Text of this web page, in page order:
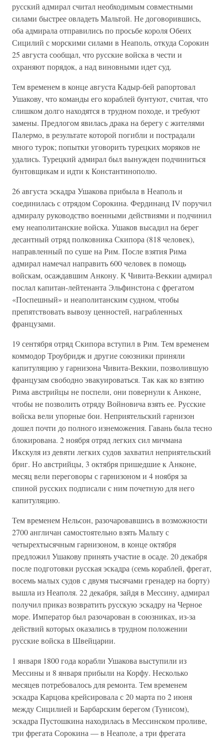
русский адмирал считал необходимым совместными
силами быстрее овладеть Мальтой. Не договорившись,
оба адмирала отправились по просьбе короля Обеих
Сицилий с морскими силами в Неаполь, откуда Сорокин
25 августа сообщал, что русские войска в чести и
охраняют порядок, а над виновными идет суд.
Тем временем в конце августа Кадыр-бей рапортовал
Ушакову, что команды его кораблей бунтуют, считая, что
слишком долго находятся в трудном походе, и требуют
замены. Предлогом явилась драка на берегу с жителями
Палермо, в результате которой погибли и пострадали
много турок; попытки уговорить турецких моряков не
удались. Турецкий адмирал был вынужден подчиниться
бунтовщикам и идти к Константинополю.
26 августа эскадра Ушакова прибыла в Неаполь и
соединилась с отрядом Сорокина. Фердинанд IV поручил
адмиралу руководство военными действиями и подчинил
ему неаполитанские войска. Ушаков высадил на берег
десантный отряд полковника Скипора (818 человек),
направленный по суше на Рим. После взятия Рима
адмирал намечал направить 600 человек в помощь
войскам, осаждавшим Анкону. К Чивита-Веккии адмирал
послал капитан-лейтенанта Эльфинстона с фрегатом
«Поспешный» и неаполитанским судном, чтобы
препятствовать вывозу ценностей, награбленных
французами.
19 сентября отряд Скипора вступил в Рим. Тем временем
коммодор Троубридж и другие союзники приняли
капитуляцию у гарнизона Чивита-Веккии, позволившую
французам свободно эвакуироваться. Так как ко взятию
Рима австрийцы не поспели, они повернули к Анконе,
чтобы не позволить отряду Войновича взять ее. Русские
войска вели упорные бои. Неприятельский гарнизон
дошел почти до полного изнеможения. Гавань была тесно
блокирована. 2 ноября отряд легких сил мичмана
Икскуля из девяти легких судов захватил неприятельский
бриг. Но австрийцы, 3 октября пришедшие к Анконе,
месяц вели переговоры с гарнизоном и 4 ноября за
спиной русских подписали с ним почетную для него
капитуляцию.
Тем временем Нельсон, разочаровавшись в возможности
2700 англичан самостоятельно взять Мальту с
четырехтысячным гарнизоном, в конце октября
предложил Ушакову принять участие в осаде. 20 декабря
после подготовки русская эскадра (семь кораблей, фрегат,
восемь малых судов с двумя тысячами гренадер на борту)
вышла из Неаполя. 22 декабря, зайдя в Мессину, адмирал
получил приказ возвратить русскую эскадру на Черное
море. Император был разочарован в союзниках, из-за
действий которых оказались в трудном положении
русские войска в Швейцарии.
1 января 1800 года корабли Ушакова выступили из
Мессины и 8 января прибыли на Корфу. Несколько
месяцев потребовалось для ремонта. Тем временем
эскадра Карцова крейсировала с 20 марта по 2 июня
между Сицилией и Барбарским берегом (Тунисом),
эскадра Пустошкина находилась в Мессинском проливе,
три фрегата Сорокина — в Неаполе, а три фрегата